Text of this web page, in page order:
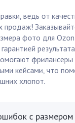
ведь от
продаж!
фото для
фрилансеры
кейсами, что
хлопот.
с